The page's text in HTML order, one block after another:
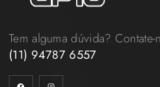
Tem alguma dúvida? Contate-
(11) 94787 6557